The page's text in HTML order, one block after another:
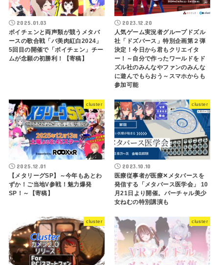
2025.01.03
ボイチェンと両声類が競うメタバ
ースの歌合戦「バ美肉紅白2024」
5回目の開催で「ボイチェン」チー
ムが念願の初勝利！【寄稿】
2023.12.20
人気ゲーム実況者グループドズル
社「ドズバース」特別企画第２弾
決定！今日から君もクリエイタ
ー！～自分で作ったワールドをド
ズル社のみんなやファンのみんな
に遊んでもらおう～スマホからも
参加可能
cluster
2025.12.01
【メタリーグSP】～今年もあとわ
ずか！ご当地V参戦！魅力爆発
SP！～【寄稿】
cluster
2023.10.10
医療従事者が医療✕メタバースを
発信する「メタバース医学会」 10
月21日より開催。バーチャル美少
女ねむの特別講演も
cluster cluster